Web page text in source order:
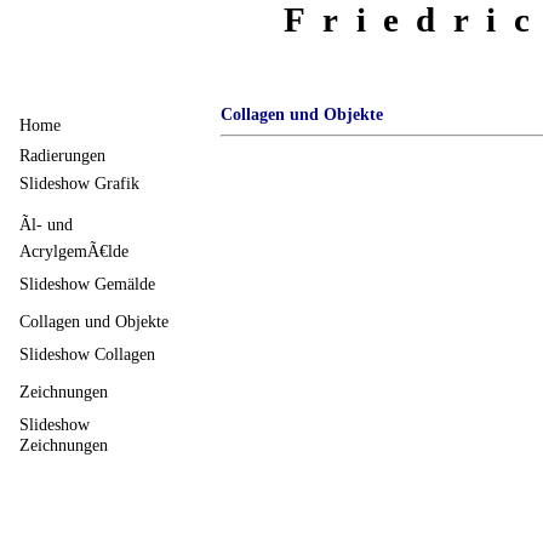
Collagen und Objekte
Home
Radierungen
Slideshow Grafik
Ãl- und
AcrylgemÃ€lde
Slideshow Gemälde
Collagen und Objekte
Slideshow Collagen
Zeichnungen
Slideshow
Zeichnungen